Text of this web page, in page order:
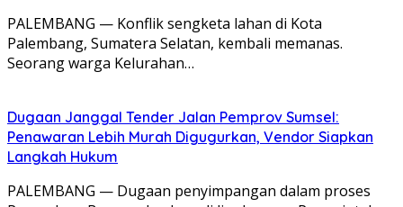
PALEMBANG — Konflik sengketa lahan di Kota
Palembang, Sumatera Selatan, kembali memanas.
Seorang warga Kelurahan…
Dugaan Janggal Tender Jalan Pemprov Sumsel:
Penawaran Lebih Murah Digugurkan, Vendor Siapkan
Langkah Hukum
PALEMBANG — Dugaan penyimpangan dalam proses